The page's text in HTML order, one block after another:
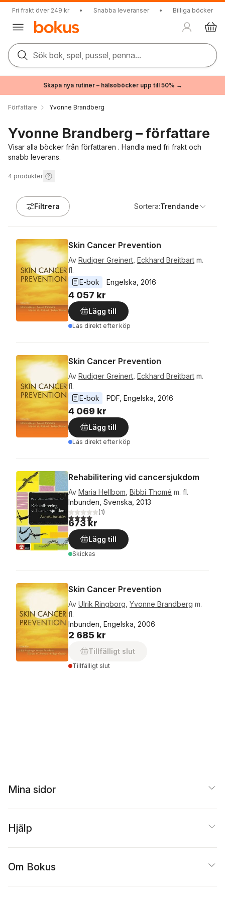
Fri frakt över 249 kr • Snabba leveranser • Billiga böcker
Sök bok, spel, pussel, penna...
Skapa nya rutiner – hälsoböcker upp till 50% →
Författare Yvonne Brandberg
Yvonne Brandberg – författare
Visar alla böcker från författaren . Handla med fri frakt och
snabb leverans.
4 produkter
Filtrera Sortera:Trendande
Skin Cancer Prevention
Av Rudiger Greinert Eckhard Breitbart m.
fl.
E-bok
Engelska 2016
4 057 kr
Lägg till
Läs direkt efter köp
Skin Cancer Prevention
Av Rudiger Greinert Eckhard Breitbart m.
fl.
E-bok
PDF Engelska 2016
4 069 kr
Lägg till
Läs direkt efter köp
Rehabilitering vid cancersjukdom
Av Maria Hellbom Bibbi Thomé m. fl.
Inbunden, Svenska, 2013
4,0utav 5 stjärnor. Totalt antal röster:
(1)
673 kr
Lägg till
Skickas
Skin Cancer Prevention
Av Ulrik Ringborg Yvonne Brandberg m.
fl.
Inbunden, Engelska, 2006
2 685 kr
Tillfälligt slut
Tillfälligt slut
Mina sidor
Hjälp
Om Bokus